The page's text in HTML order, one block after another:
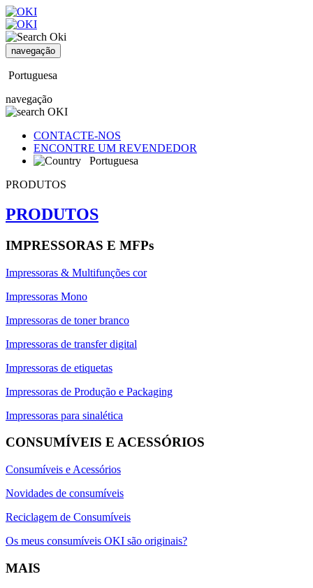
navegação
Portuguesa
navegação
CONTACTE-NOS
ENCONTRE UM REVENDEDOR
Portuguesa
PRODUTOS
PRODUTOS
IMPRESSORAS E MFPs
Impressoras & Multifunções cor
Impressoras Mono
Impressoras de toner branco
Impressoras de transfer digital
Impressoras de etiquetas
Impressoras de Produção e Packaging
Impressoras para sinalética
CONSUMÍVEIS E ACESSÓRIOS
Consumíveis e Acessórios
Novidades de consumíveis
Reciclagem de Consumíveis
Os meus consumíveis OKI são originais?
MAIS